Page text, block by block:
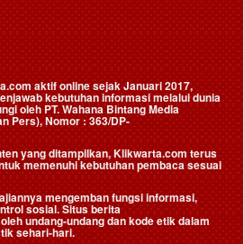
aktif online sejak Januari 2017,
kebutuhan informasi melalui dunia
oleh PT. Wahana Bintang Media
Pers), Nomor : 363/DP-
yang ditampilkan, Klikwarta.com terus
memenuhi kebutuhan pembaca sesuai
mengemban fungsi informasi,
sosial. Situs berita
undang-undang dan kode etik dalam
sehari-hari.